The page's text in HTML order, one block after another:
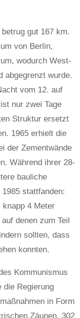
gut 167 km.
von Berlin,
wodurch West-
abgegrenzt wurde.
vom 12. auf
nur zwei Tage
Struktur ersetzt
1965 erhielt die
der Zementwände
Während ihrer 28-
bauliche
stattfanden:
4 Meter
denen zum Teil
sollten, dass
konnten.
Kommunismus
die Regierung
in Form
Zäunen, 302